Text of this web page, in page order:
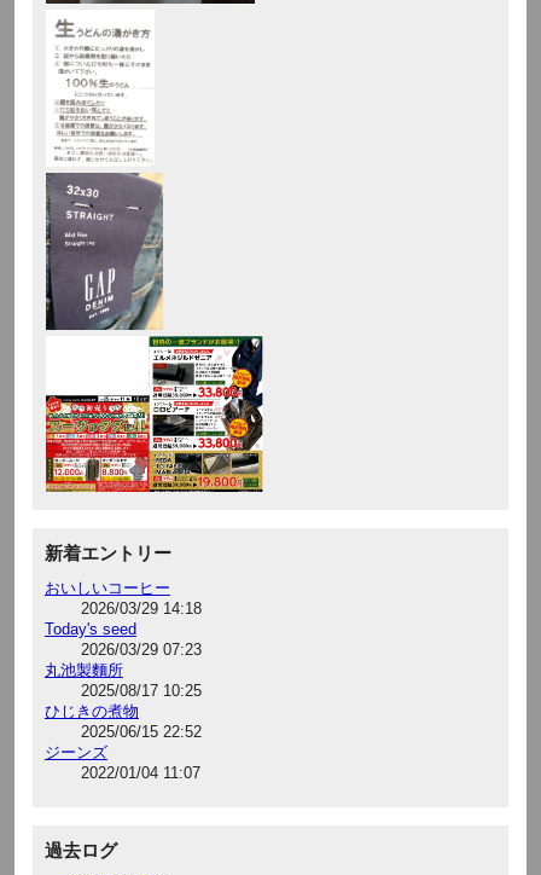
新着エントリー
おいしいコーヒー
2026/03/29 14:18
Today's seed
2026/03/29 07:23
丸池製麵所
2025/08/17 10:25
ひじきの煮物
2025/06/15 22:52
ジーンズ
2022/01/04 11:07
過去ログ